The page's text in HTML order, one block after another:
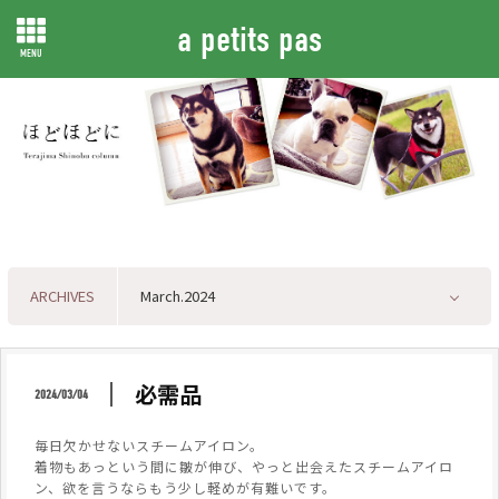
MENU a petits pas
ARCHIVES
2024/03/04 必需品
毎日欠かせないスチームアイロン。
着物もあっという間に皺が伸び、やっと出会えたスチームアイロ
ン、欲を言うならもう少し軽めが有難いです。